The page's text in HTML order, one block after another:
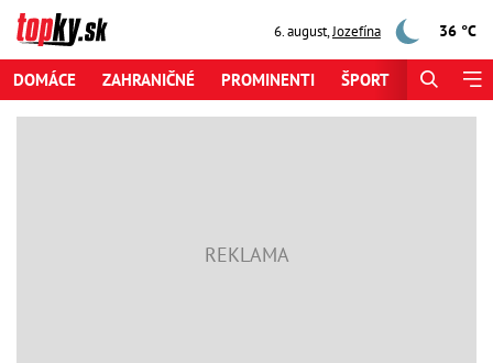
6. august,Jozefína 36 °C
DOMÁCE ZAHRANIČNÉ PROMINENTI ŠPORT